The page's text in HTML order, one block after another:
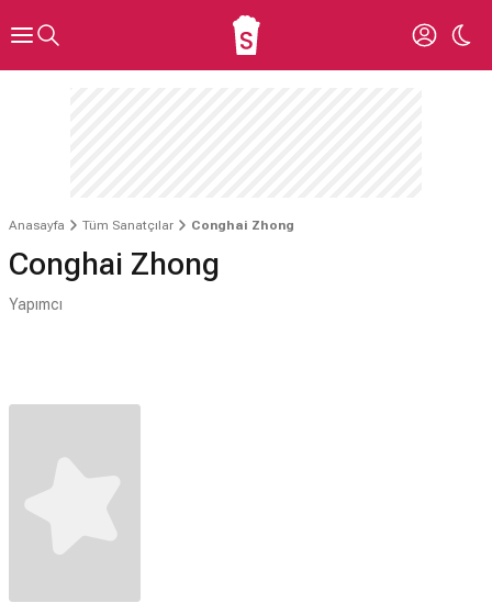
Anasayfa Tüm Sanatçılar Conghai Zhong
Conghai Zhong
Yapımcı